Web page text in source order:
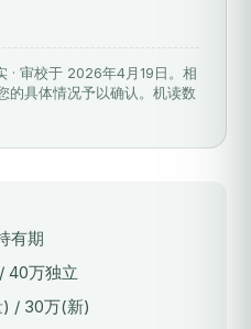
· 审校于 2026年4月19日。相
的具体情况予以确认。机读数
有期
40万独立
) / 30万(新)